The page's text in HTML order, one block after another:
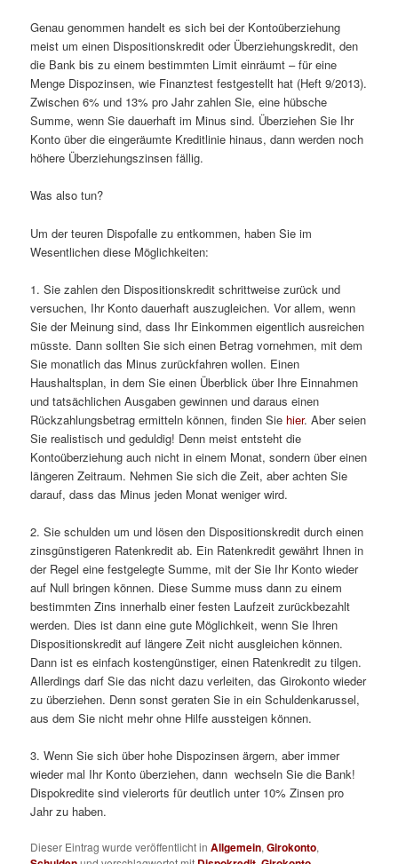
Genau genommen handelt es sich bei der Kontoüberziehung
meist um einen Dispositionskredit oder Überziehungskredit, den
die Bank bis zu einem bestimmten Limit einräumt – für eine
Menge Dispozinsen, wie Finanztest festgestellt hat (Heft 9/2013).
Zwischen 6% und 13% pro Jahr zahlen Sie, eine hübsche
Summe, wenn Sie dauerhaft im Minus sind. Überziehen Sie Ihr
Konto über die eingeräumte Kreditlinie hinaus, dann werden noch
höhere Überziehungszinsen fällig.
Was also tun?
Um der teuren Dispofalle zu entkommen, haben Sie im
Wesentlichen diese Möglichkeiten:
1. Sie zahlen den Dispositionskredit schrittweise zurück und
versuchen, Ihr Konto dauerhaft auszugleichen. Vor allem, wenn
Sie der Meinung sind, dass Ihr Einkommen eigentlich ausreichen
müsste. Dann sollten Sie sich einen Betrag vornehmen, mit dem
Sie monatlich das Minus zurückfahren wollen. Einen
Haushaltsplan, in dem Sie einen Überblick über Ihre Einnahmen
und tatsächlichen Ausgaben gewinnen und daraus einen
Rückzahlungsbetrag ermitteln können, finden Sie hier. Aber seien
Sie realistisch und geduldig! Denn meist entsteht die
Kontoüberziehung auch nicht in einem Monat, sondern über einen
längeren Zeitraum. Nehmen Sie sich die Zeit, aber achten Sie
darauf, dass das Minus jeden Monat weniger wird.
2. Sie schulden um und lösen den Dispositionskredit durch einen
zinsgünstigeren Ratenkredit ab. Ein Ratenkredit gewährt Ihnen in
der Regel eine festgelegte Summe, mit der Sie Ihr Konto wieder
auf Null bringen können. Diese Summe muss dann zu einem
bestimmten Zins innerhalb einer festen Laufzeit zurückbezahlt
werden. Dies ist dann eine gute Möglichkeit, wenn Sie Ihren
Dispositionskredit auf längere Zeit nicht ausgleichen können.
Dann ist es einfach kostengünstiger, einen Ratenkredit zu tilgen.
Allerdings darf Sie das nicht dazu verleiten, das Girokonto wieder
zu überziehen. Denn sonst geraten Sie in ein Schuldenkarussel,
aus dem Sie nicht mehr ohne Hilfe aussteigen können.
3. Wenn Sie sich über hohe Dispozinsen ärgern, aber immer
wieder mal Ihr Konto überziehen, dann wechseln Sie die Bank!
Dispokredite sind vielerorts für deutlich unter 10% Zinsen pro
Jahr zu haben.
Dieser Eintrag wurde veröffentlicht inAllgemein,Girokonto,